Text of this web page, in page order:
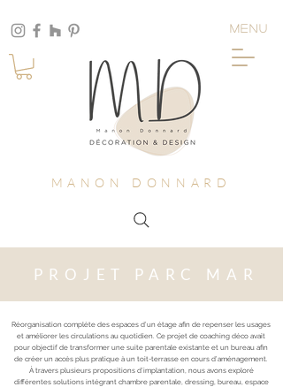
MANON DONNARD
MENU
PROJET PARC MAR
Réorganisation complète des espaces d’un étage afin de repenser les usages
et améliorer les circulations au quotidien. Ce projet de coaching déco avait
pour objectif de transformer une suite parentale existante et un bureau afin
de créer un accès plus pratique à un toit-terrasse en cours d’aménagement.
À travers plusieurs propositions d’implantation, nous avons exploré
différentes solutions intégrant chambre parentale, dressing, bureau, espace